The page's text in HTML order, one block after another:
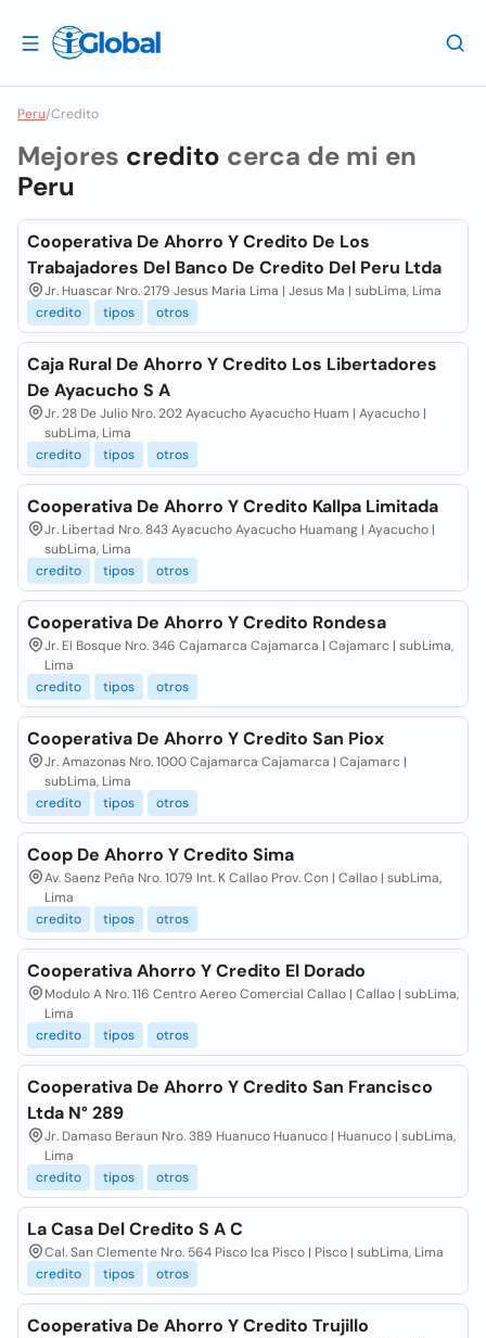
Peru/Credito
Mejores credito cerca de mi en
Peru
Cooperativa De Ahorro Y Credito De Los
Trabajadores Del Banco De Credito Del Peru Ltda
Jr. Huascar Nro. 2179 Jesus Maria Lima | Jesus Ma | subLima, Lima
credito
tipos otros
Caja Rural De Ahorro Y Credito Los Libertadores
De Ayacucho S A
Jr. 28 De Julio Nro. 202 Ayacucho Ayacucho Huam | Ayacucho |
subLima, Lima
credito
tipos otros
Cooperativa De Ahorro Y Credito Kallpa Limitada
Jr. Libertad Nro. 843 Ayacucho Ayacucho Huamang | Ayacucho |
subLima, Lima
credito
tipos otros
Cooperativa De Ahorro Y Credito Rondesa
Jr. El Bosque Nro. 346 Cajamarca Cajamarca | Cajamarc | subLima,
Lima
credito
tipos otros
Cooperativa De Ahorro Y Credito San Piox
Jr. Amazonas Nro. 1000 Cajamarca Cajamarca | Cajamarc |
subLima, Lima
credito
tipos otros
Coop De Ahorro Y Credito Sima
Av. Saenz Peña Nro. 1079 Int. K Callao Prov. Con | Callao | subLima,
Lima
credito
tipos otros
Cooperativa Ahorro Y Credito El Dorado
Modulo A Nro. 116 Centro Aereo Comercial Callao | Callao | subLima,
Lima
credito
tipos otros
Cooperativa De Ahorro Y Credito San Francisco
Ltda N° 289
Jr. Damaso Beraun Nro. 389 Huanuco Huanuco | Huanuco | subLima,
Lima
credito
tipos otros
La Casa Del Credito S A C
Cal. San Clemente Nro. 564 Pisco Ica Pisco | Pisco | subLima, Lima
credito
tipos otros
Cooperativa De Ahorro Y Credito Trujillo